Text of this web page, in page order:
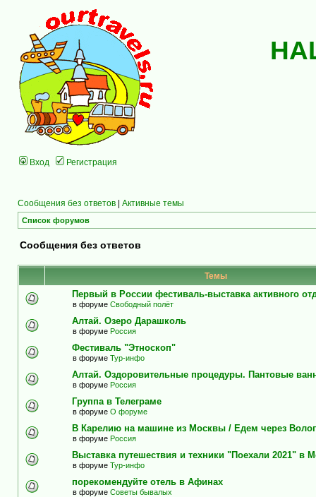
Вход Регистрация
Сообщения без ответов | Активные темы
Список форумов
Сообщения без ответов
Темы
Первый в России фестиваль-выставка активного
в форуме Свободный полёт
Алтай. Озеро Дарашколь
в форуме Россия
Фестиваль "Этноскоп"
в форуме Тур-инфо
Алтай. Оздоровительные процедуры. Пантовые
в форуме Россия
Группа в Телеграме
в форуме О форуме
В Карелию на машине из Москвы / Едем через
в форуме Россия
Выставка путешествия и техники "Поехали 2021" в
в форуме Тур-инфо
порекомендуйте отель в Афинах
в форуме Советы бывалых